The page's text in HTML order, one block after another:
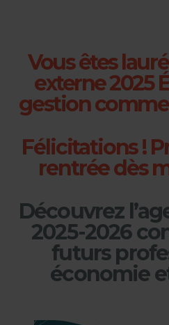
Vous êtes
externe 2025
gestion
Félicitations !
rentrée dès
Découvrez
2025-2026
futurs
économie